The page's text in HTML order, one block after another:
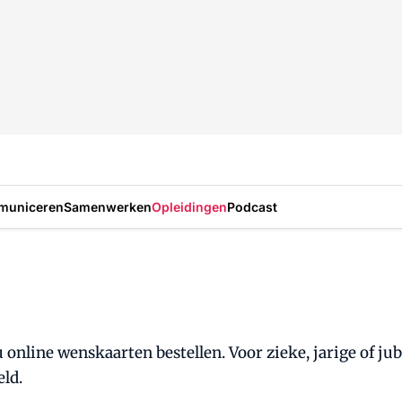
SamenwerkenOpleidingenPodcast
wenskaarten bestellen. Voor zieke, jarige of